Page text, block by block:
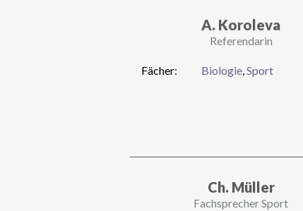
A. Koroleva
Referendarin
Fächer: Biologie,Sport
Ch. Müller
Fachsprecher Sport